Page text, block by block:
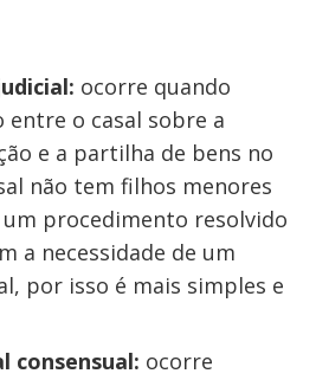
ocorre quando
entre o casal sobre a
e a partilha de bens no
não tem filhos menores
um procedimento resolvido
a necessidade de um
por isso é mais simples e
consensual: ocorre